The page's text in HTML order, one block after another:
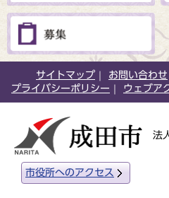
サイトマップ お問い合わせ
プライバシーポリシー
ウェブア
法
市役所へのアクセス